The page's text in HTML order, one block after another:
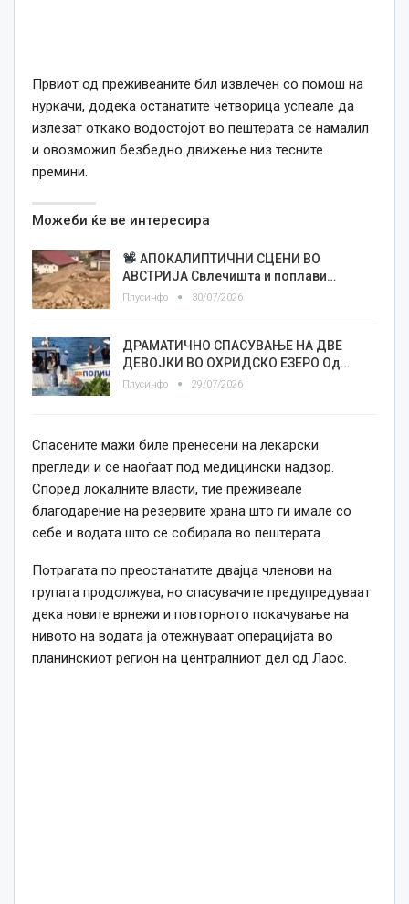
Првиот од преживеаните бил извлечен со помош на
нуркачи, додека останатите четворица успеале да
излезат откако водостојот во пештерата се намалил
и овозможил безбедно движење низ тесните
премини.
Можеби ќе ве интересира
АПОКАЛИПТИЧНИ СЦЕНИ ВО
АВСТРИЈА Свлечишта и поплави…
Плусинфо 30/07/2026
ДРАМАТИЧНО СПАСУВАЊЕ НА ДВЕ
ДЕВОЈКИ ВО ОХРИДСКО ЕЗЕРО Од…
Плусинфо 29/07/2026
Спасените мажи биле пренесени на лекарски
прегледи и се наоѓаат под медицински надзор.
Според локалните власти, тие преживеале
благодарение на резервите храна што ги имале со
себе и водата што се собирала во пештерата.
Потрагата по преостанатите двајца членови на
групата продолжува, но спасувачите предупредуваат
дека новите врнежи и повторното покачување на
нивото на водата ја отежнуваат операцијата во
планинскиот регион на централниот дел од Лаос.